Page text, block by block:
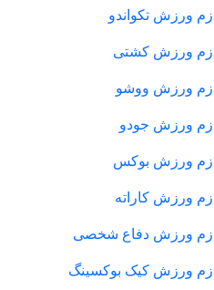
ورزش تکواندو
ورزش کشتی
ورزش ووشو
ورزش جودو
ورزش بوکس
ورزش کاراته
ورزش دفاع شخصی
ورزش کیک بوکسینگ